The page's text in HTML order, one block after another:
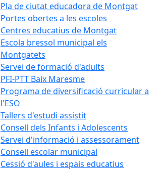
Pla de ciutat educadora de Montgat
Portes obertes a les escoles
Centres educatius de Montgat
Escola bressol municipal els
Montgatets
Servei de formació d'adults
PFI-PTT Baix Maresme
Programa de diversificació curricular a
l'ESO
Tallers d'estudi assistit
Consell dels Infants i Adolescents
Servei d'informació i assessorament
Consell escolar municipal
Cessió d'aules i espais educatius